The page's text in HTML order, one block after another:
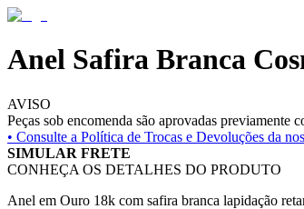
Anel Safira Branca
AVISO
Peças sob encomenda são aprovadas previamente
• Consulte a Política de Trocas e Devoluções da
SIMULAR FRETE
CONHEÇA OS DETALHES DO PRODUTO
Anel em Ouro 18k com safira branca lapidação